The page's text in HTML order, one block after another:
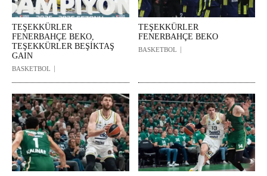
TEŞEKKÜRLER
FENERBAHÇE BEKO,
TEŞEKKÜRLER BEŞİKTAŞ
GAIN
BASKETBOL
TEŞEKKÜRLER
FENERBAHÇE BEKO
BASKETBOL